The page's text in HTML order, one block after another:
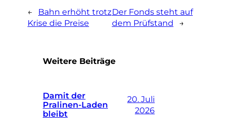
←
Bahn erhöht trotz
Krise die Preise
Der Fonds steht auf
dem Prüfstand
→
Weitere Beiträge
Damit der
Pralinen-Laden
bleibt
20. Juli
2026